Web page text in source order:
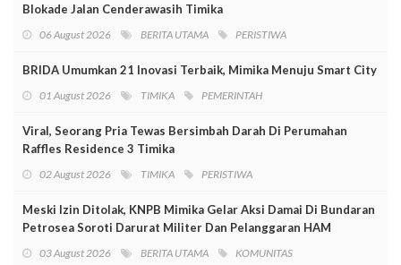
Blokade Jalan Cenderawasih Timika
06 August 2026 BERITA UTAMA PERISTIWA
BRIDA Umumkan 21 Inovasi Terbaik, Mimika Menuju Smart City
01 August 2026 TIMIKA PEMERINTAH
Viral, Seorang Pria Tewas Bersimbah Darah Di Perumahan
Raffles Residence 3 Timika
02 August 2026 TIMIKA PERISTIWA
Meski Izin Ditolak, KNPB Mimika Gelar Aksi Damai Di Bundaran
Petrosea Soroti Darurat Militer Dan Pelanggaran HAM
03 August 2026 BERITA UTAMA KOMUNITAS